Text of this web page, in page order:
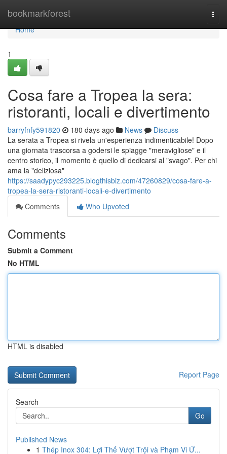
bookmarkforest
Home
Home
1
Cosa fare a Tropea la sera:
ristoranti, locali e divertimento
barryfnfy591820 180 days ago News
Discuss
La serata a Tropea si rivela un'esperienza indimenticabile! Dopo
una giornata trascorsa a godersi le spiagge "meravigliose" e il
centro storico, il momento è quello di dedicarsi al "svago". Per chi
ama la "deliziosa"
https://saadypyc293225.blogthisbiz.com/47260829/cosa-fare-a-
tropea-la-sera-ristoranti-locali-e-divertimento
Comments
Who Upvoted
Comments
Submit a Comment
No HTML
HTML is disabled
Report Page
Search
Go
Published News
1 Thép Inox 304: Lợi Thế Vượt Trội và Phạm Vi Ứ...